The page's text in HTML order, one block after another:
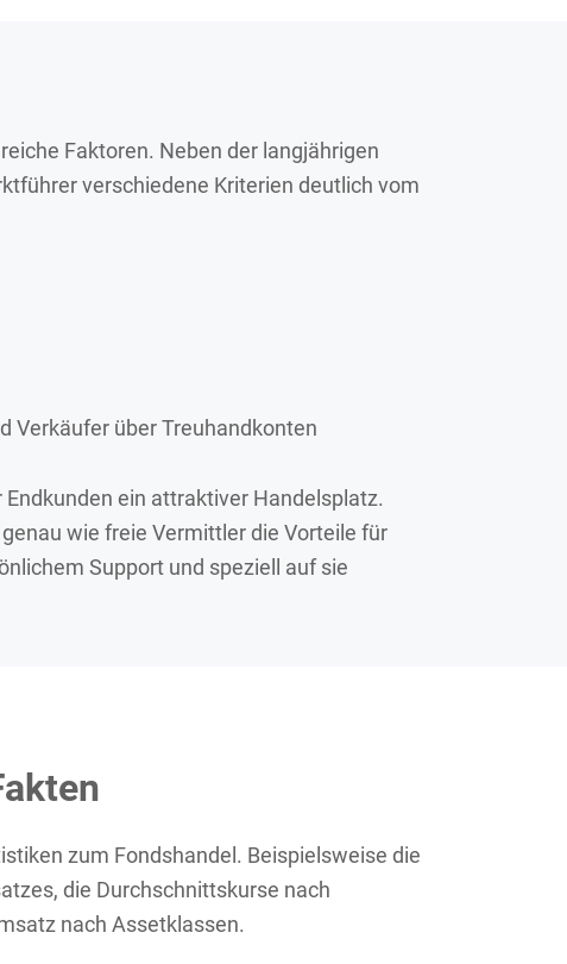
Faktoren. Neben der langjährigen
verschiedene Kriterien deutlich vom
Verkäufer über Treuhandkonten
ein attraktiver Handelsplatz.
wie freie Vermittler die Vorteile für
Support und speziell auf sie
zum Fondshandel. Beispielsweise die
die Durchschnittskurse nach
nach Assetklassen.